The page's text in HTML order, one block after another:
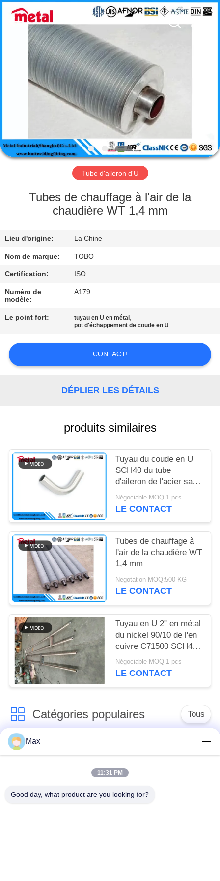
MAISON
PRODUITS
DE
NOUS
VISITE
D'USINE
CONTRÔLE
DE
QUALITÉ
CONTACTEZ-
NOUS
DES
NOUVELLES
DU
SITE
PRIVACY
POLICY
STEEL
GROUP
Tube d'aileron d'U
Tubes de chauffage à l'air de la
chaudière WT 1,4 mm
Lieu d'origine: La Chine
Nom de marque: TOBO
Certification: ISO
Numéro de
modèle:
A179
Le point fort: tuyau en U en métal ,
pot d'échappement de coude en U
CONTACT!
DÉPLIER LES DÉTAILS
produits similaires
Tuyau du coude en U
SCH40 du tube
d'aileron de l'acier sans
couture U d'alliage de
nickel 825 1/2 » laminé
Négociable MOQ:1 pcs
LE CONTACT
Tubes de chauffage à
l'air de la chaudière WT
1,4 mm
Negotation MOQ:500 KG
LE CONTACT
Tuyau en U 2" en métal
du nickel 90/10 de l'en
cuivre C71500 SCH40
8000mm pour la
connexion
Négociable MOQ:1 pcs
LE CONTACT
Catégories populaires Tous
Tuyau d'alliage de
inoxydable duplex
superbe
tuyau d'acier
Max
11:31 PM
Good day, what product are you looking for?